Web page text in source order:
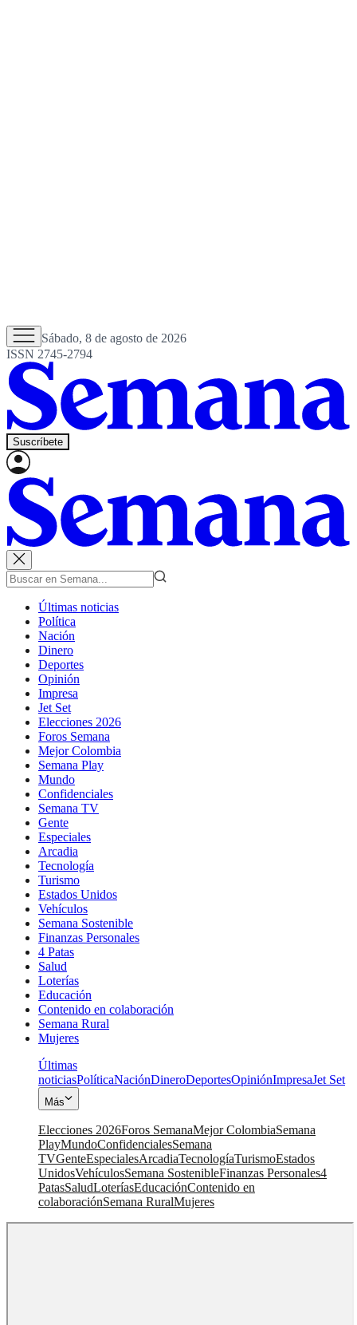
Sábado, 8 de agosto de 2026
ISSN 2745-2794
Suscríbete
Últimas noticias
Política
Nación
Dinero
Deportes
Opinión
Impresa
Jet Set
Elecciones 2026
Foros Semana
Mejor Colombia
Semana Play
Mundo
Confidenciales
Semana TV
Gente
Especiales
Arcadia
Tecnología
Turismo
Estados Unidos
Vehículos
Semana Sostenible
Finanzas Personales
4 Patas
Salud
Loterías
Educación
Contenido en colaboración
Semana Rural
Mujeres
Últimas
noticiasPolíticaNaciónDineroDeportesOpiniónImpresaJet Set
Más
Elecciones 2026Foros SemanaMejor ColombiaSemana
PlayMundoConfidencialesSemana
TVGenteEspecialesArcadiaTecnologíaTurismoEstados
UnidosVehículosSemana SostenibleFinanzas Personales4
PatasSaludLoteríasEducaciónContenido en
colaboraciónSemana RuralMujeres